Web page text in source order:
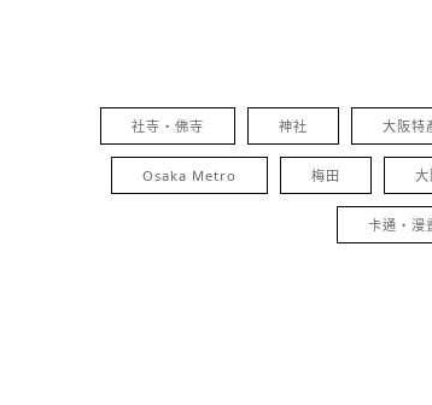
社寺・佛寺 神社 大阪特
Osaka Metro 梅田 大
卡通・漫